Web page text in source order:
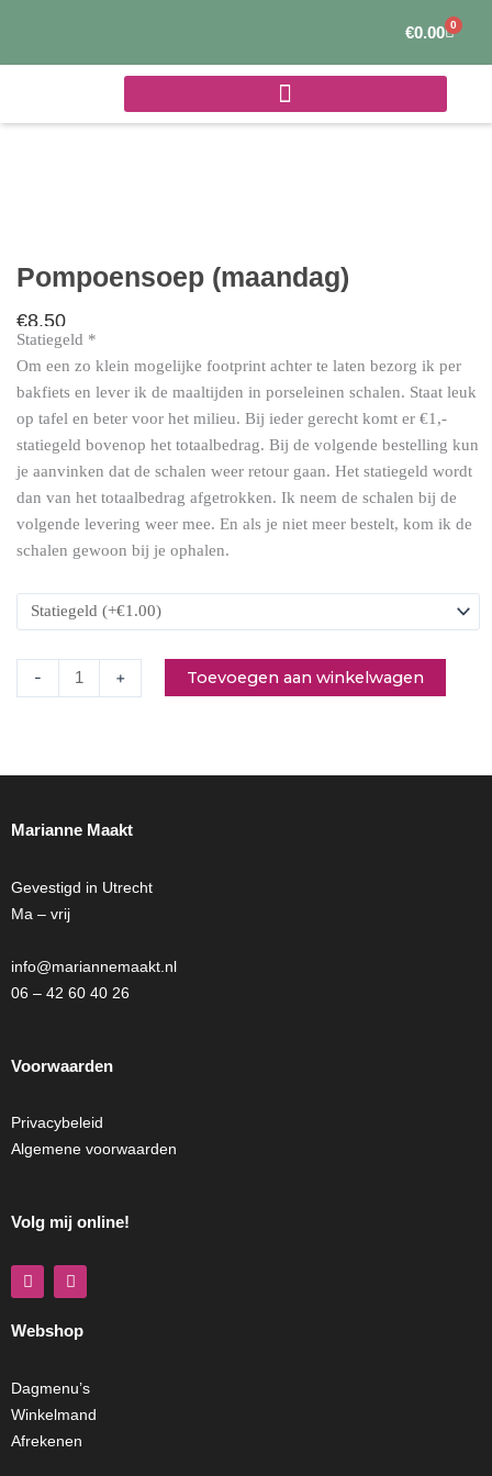
de
€0.00 0
Pompoensoep (maandag)
€8.50
Statiegeld *
Om een zo klein mogelijke footprint achter te laten bezorg ik per
bakfiets en lever ik de maaltijden in porseleinen schalen. Staat leuk
op tafel en beter voor het milieu. Bij ieder gerecht komt er €1,-
statiegeld bovenop het totaalbedrag. Bij de volgende bestelling kun
je aanvinken dat de schalen weer retour gaan. Het statiegeld wordt
dan van het totaalbedrag afgetrokken. Ik neem de schalen bij de
volgende levering weer mee. En als je niet meer bestelt, kom ik de
schalen gewoon bij je ophalen.
-
Pompoensoep
(maandag)
aantal
+ Toevoegen aan winkelwagen
Marianne Maakt
Gevestigd in Utrecht
Ma – vrij
info@mariannemaakt.nl
06 – 42 60 40 26
Voorwaarden
Privacybeleid
Algemene voorwaarden
Volg mij online!
F
a
c
e
b
k
I
n
s
a
a
Webshop
Dagmenu’s
Winkelmand
Afrekenen